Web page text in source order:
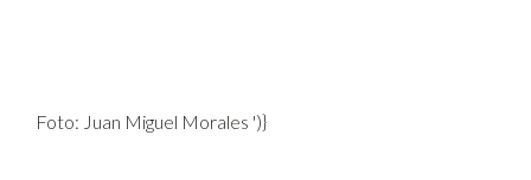
Foto: Juan Miguel Morales ')}